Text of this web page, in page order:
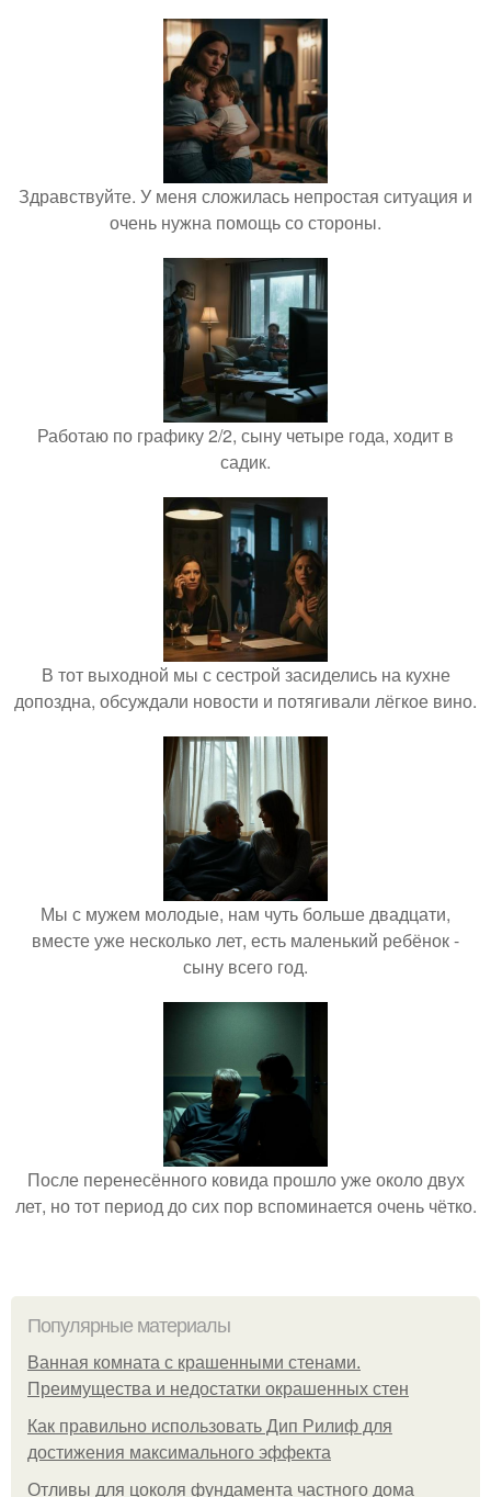
Здравствуйте. У меня сложилась непростая ситуация и
очень нужна помощь со стороны.
Работаю по графику 2/2, сыну четыре года, ходит в
садик.
В тот выходной мы с сестрой засиделись на кухне
допоздна, обсуждали новости и потягивали лёгкое вино.
Мы с мужем молодые, нам чуть больше двадцати,
вместе уже несколько лет, есть маленький ребёнок -
сыну всего год.
После перенесённого ковида прошло уже около двух
лет, но тот период до сих пор вспоминается очень чётко.
Популярные материалы
Ванная комната с крашенными стенами.
Преимущества и недостатки окрашенных стен
Как правильно использовать Дип Рилиф для
достижения максимального эффекта
Отливы для цоколя фундамента частного дома